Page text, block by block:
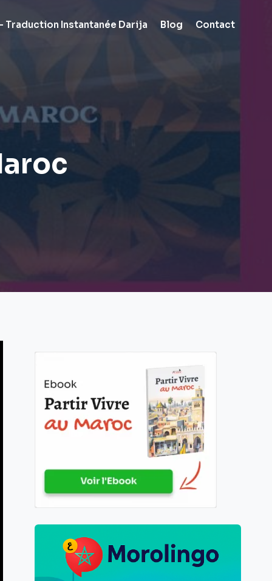
Traduction Instantanée Darija Blog Contact